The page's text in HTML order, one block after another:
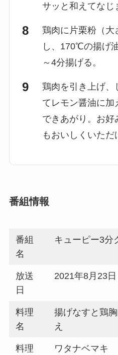
サッと和えてなじ
鶏肉に片栗粉（大
し、170℃の揚げ
～4分揚げる。
鶏肉を引き上げ、
てレモン醤油に加
できあがり。お好
もおいしくいただ
番組情報
番組
名
キューピー3分
放送
日
2021年8月23日
料理
名
揚げなすと鶏
え
料理 ワタナベマキ